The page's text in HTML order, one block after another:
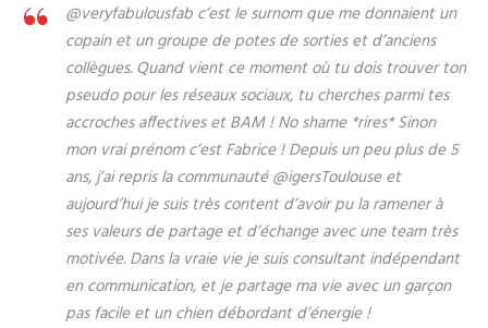
@veryfabulousfab c’est le surnom que me donnaient un
copain et un groupe de potes de sorties et d’anciens
collègues. Quand vient ce moment où tu dois trouver ton
pseudo pour les réseaux sociaux, tu cherches parmi tes
accroches affectives et BAM ! No shame *rires* Sinon
mon vrai prénom c’est Fabrice ! Depuis un peu plus de 5
ans, j’ai repris la communauté @igersToulouse et
aujourd’hui je suis très content d’avoir pu la ramener à
ses valeurs de partage et d’échange avec une team très
motivée. Dans la vraie vie je suis consultant indépendant
en communication, et je partage ma vie avec un garçon
pas facile et un chien débordant d’énergie !